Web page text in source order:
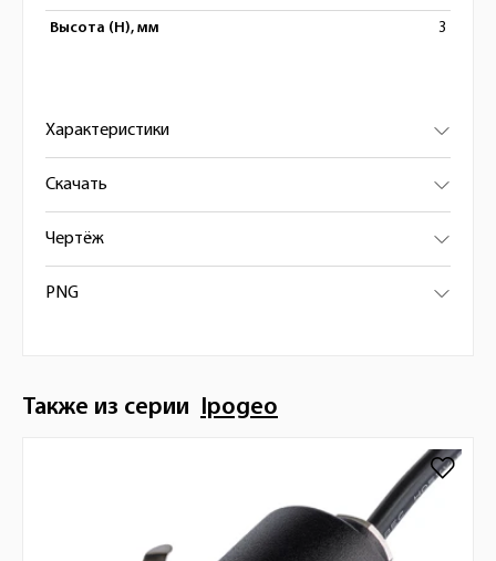
Высота (H), мм 3
Характеристики
Скачать
Чертёж
PNG
Также из серии Ipogeo